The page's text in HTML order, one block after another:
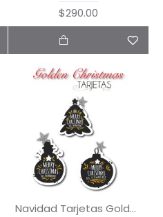
$290.00
Navidad Tarjetas Golden Christmas